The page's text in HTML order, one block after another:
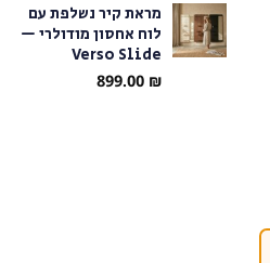
מראת קיר נשלפת עם
לוח אחסון מודולרי —
Verso Slide
899.00 ₪